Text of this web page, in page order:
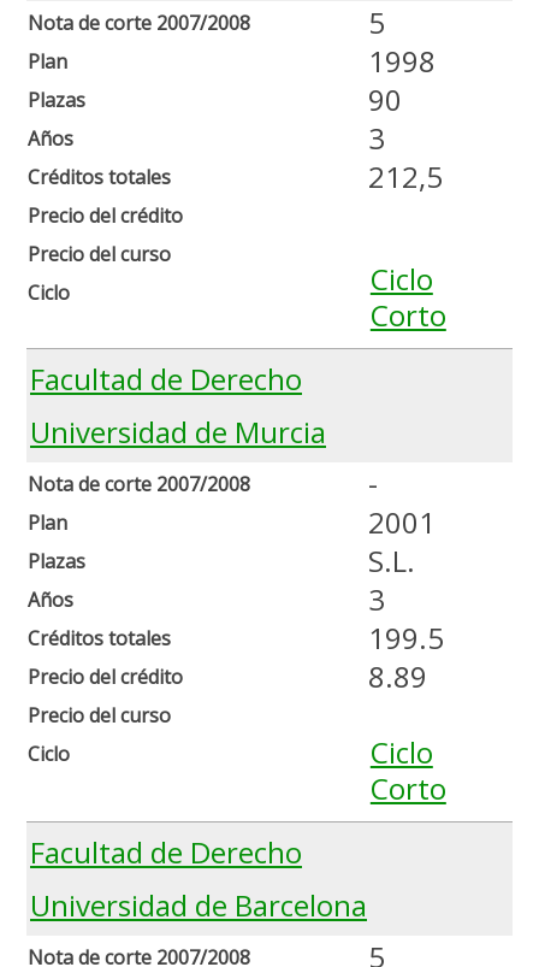
Nota de corte 2007/2008
Plan
Plazas
Años
Créditos totales
Precio del crédito
Precio del curso
Ciclo
5
1998
90
3
212,5
Ciclo
Corto
Facultad de Derecho
Universidad de Murcia
Nota de corte 2007/2008
Plan
Plazas
Años
Créditos totales
Precio del crédito
Precio del curso
Ciclo
-
2001
S.L.
3
199.5
8.89
Ciclo
Corto
Facultad de Derecho
Universidad de Barcelona
Nota de corte 2007/2008
5